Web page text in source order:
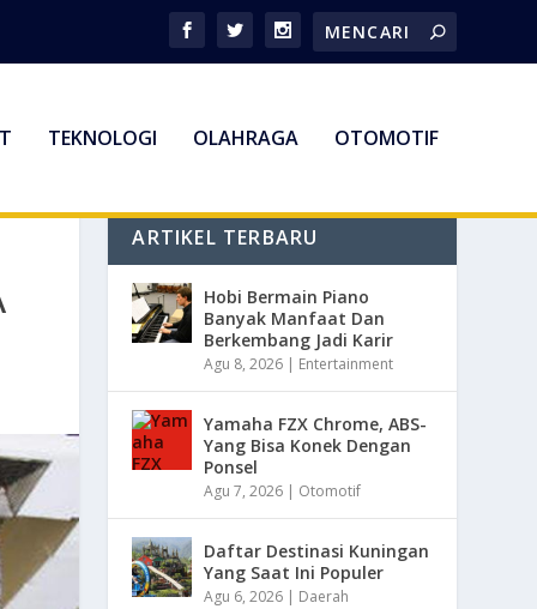
TEKNOLOGI OLAHRAGA OTOMOTIF
ARTIKEL TERBARU
Hobi Bermain Piano
Banyak Manfaat Dan
Berkembang Jadi Karir
Agu 8, 2026 | Entertainment
Yamaha FZX Chrome, ABS-
Yang Bisa Konek Dengan
Ponsel
Agu 7, 2026 | Otomotif
Daftar Destinasi Kuningan
Yang Saat Ini Populer
Agu 6, 2026 | Daerah